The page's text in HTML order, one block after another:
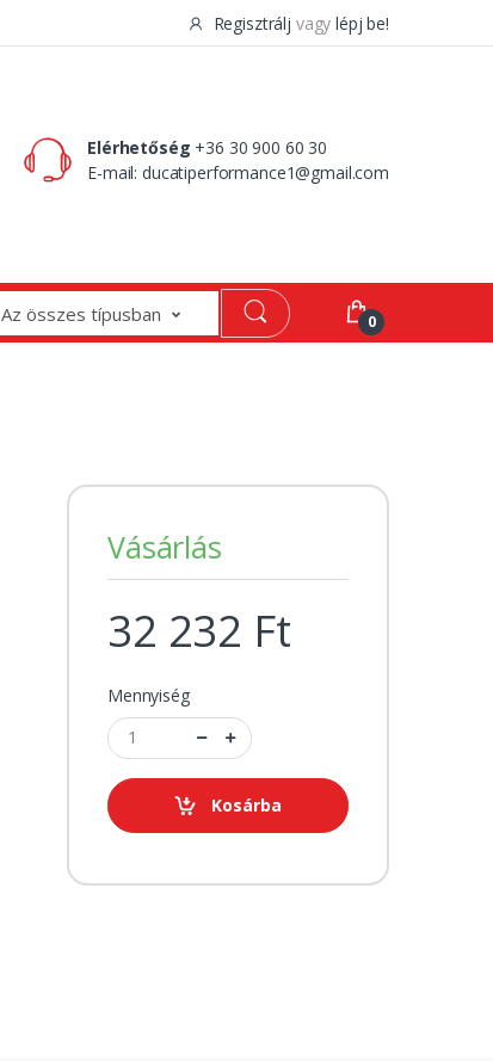
Regisztrálj vagy lépj be!
Elérhetőség +36 30 900 60 30
E-mail:ducatiperformance1@gmail.com
Az összes típusban 0
Vásárlás
32 232 Ft
Mennyiség
Kosárba